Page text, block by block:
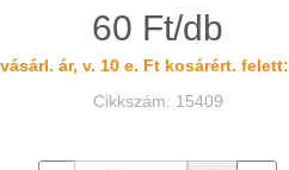
60 Ft/db
ár, v. 10 e. Ft kosárért. felett:
Cikkszám: 15409